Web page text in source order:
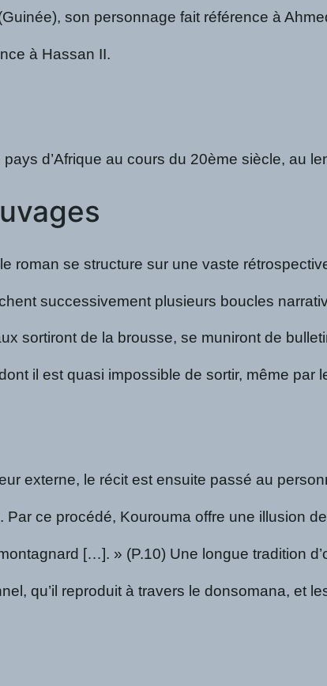
son personnage fait référence à
à Hassan II.
d’Afrique au cours du 20ème siècle,
roman se structure sur une vaste
successivement plusieurs boucles
sortiront de la brousse, se muniront de
il est quasi impossible de sortir, même
externe, le récit est ensuite passé au
ce procédé, Kourouma offre une
[…]. » (P.10) Une longue
qu’il reproduit à travers le donsomana,